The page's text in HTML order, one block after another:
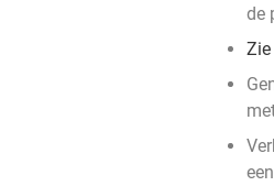
de
Zie